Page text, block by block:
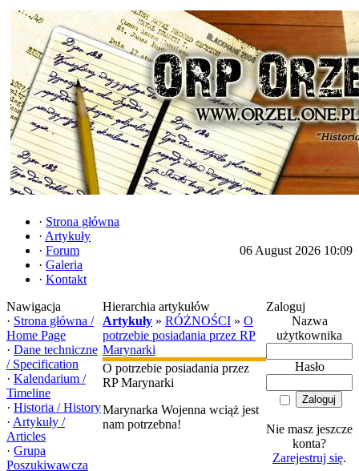
· Strona główna
· Artykuły
· Forum
· Galeria
· Kontakt
06 August 2026 10:09
Nawigacja
· Strona główna /
Home Page
· Dane techniczne
/ Specification
· Kalendarium /
Timeline
· Historia / History
· Artykuły /
Articles
· Grupa
Poszukiwawcza
Hierarchia artykułów
Artykuły » RÓŻNOŚCI » O
potrzebie posiadania przez RP
Marynarki
O potrzebie posiadania przez
RP Marynarki
Marynarka Wojenna wciąż jest
nam potrzebna!
Zaloguj
Nazwa
użytkownika
Hasło
Nie masz jeszcze
konta?
Zarejestruj się.